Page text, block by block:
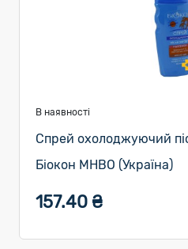
В наявності
Спрей охолоджуючий
Біокон МНВО (Україна)
157.40 ₴